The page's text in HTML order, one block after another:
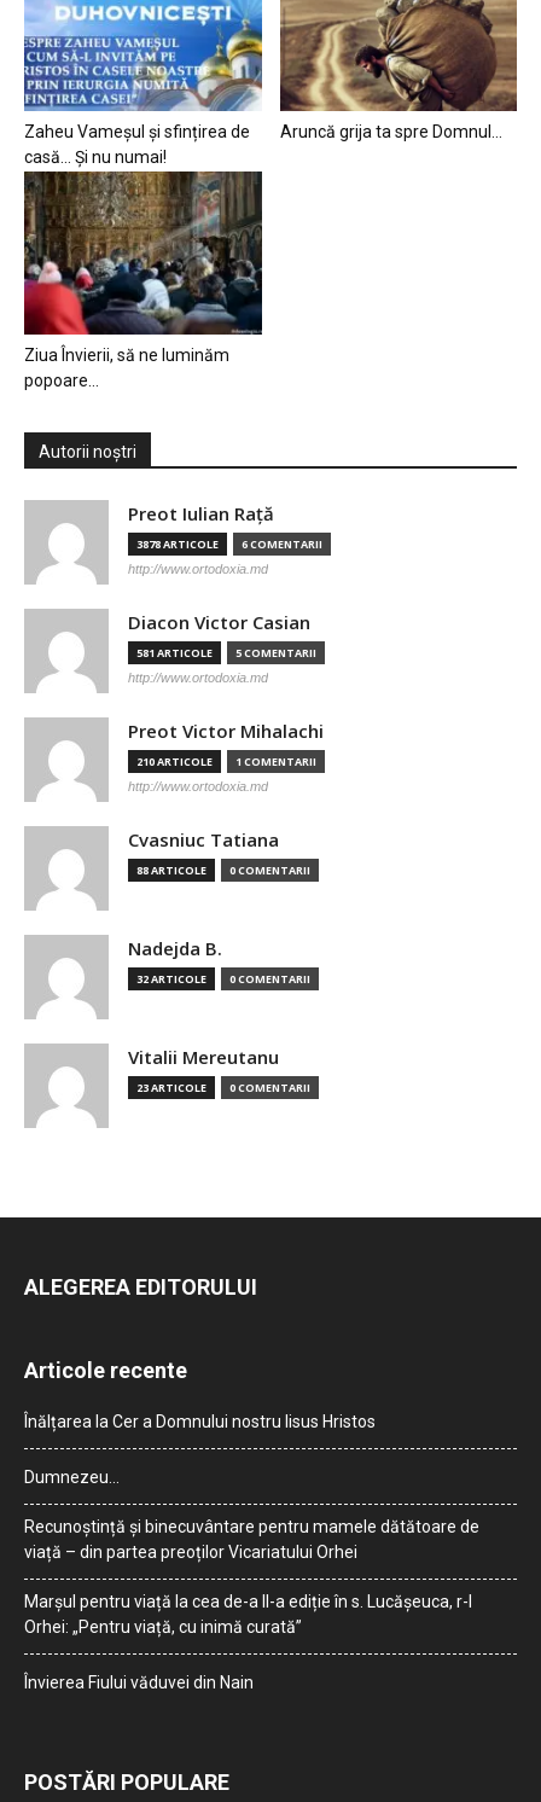
Zaheu Vameșul și sfințirea de
casă… Și nu numai!
Aruncă grija ta spre Domnul…
Ziua Învierii, să ne luminăm
popoare…
Autorii noștri
Preot Iulian Raţă
3878 ARTICOLE 6 COMENTARII
http://www.ortodoxia.md
Diacon Victor Casian
581 ARTICOLE 5 COMENTARII
http://www.ortodoxia.md
Preot Victor Mihalachi
210 ARTICOLE 1 COMENTARII
http://www.ortodoxia.md
Cvasniuc Tatiana
88 ARTICOLE 0 COMENTARII
Nadejda B.
32 ARTICOLE 0 COMENTARII
Vitalii Mereutanu
23 ARTICOLE 0 COMENTARII
ALEGEREA EDITORULUI
Articole recente
Înălțarea la Cer a Domnului nostru Iisus Hristos
Dumnezeu…
Recunoștință și binecuvântare pentru mamele dătătoare de
viață – din partea preoților Vicariatului Orhei
Marșul pentru viață la cea de-a II-a ediție în s. Lucășeuca, r-l
Orhei: „Pentru viață, cu inimă curată”
Învierea Fiului văduvei din Nain
POSTĂRI POPULARE